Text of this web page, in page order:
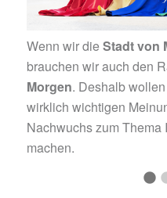
Wenn wir die Stadt von
brauchen wir auch den
Morgen. Deshalb
wirklich wichtigen
Nachwuchs zum Thema
machen.